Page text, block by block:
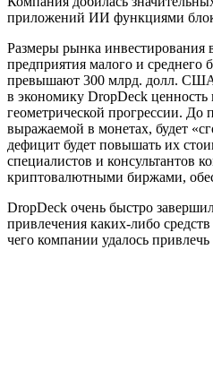
приложений ИИ функциями
Размеры рынка инвестирования
предприятия малого и среднего
превышают 300 млрд. долл.
в экономику DropDeck ценность
геометрической прогрессии.
выражаемой в монетах, будет
дефицит будет повышать их
специалистов и консультантов
криптовалютными биржами,
DropDeck очень быстро
привлечения каких-либо средств
чего компании удалось